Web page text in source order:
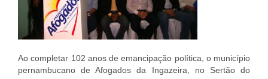
Ao completar 102 anos de emancipação política, o município
pernambucano de Afogados da Ingazeira, no Sertão do